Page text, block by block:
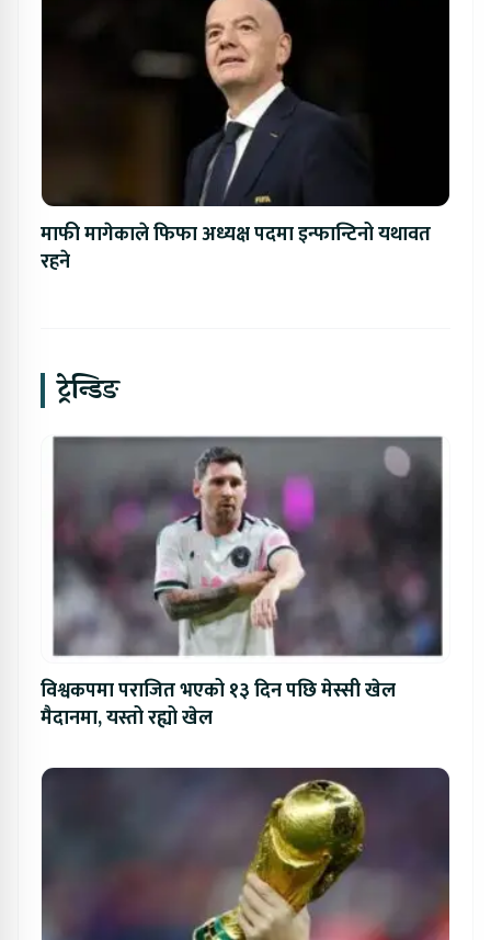
माफी मागेकाले फिफा अध्यक्ष पदमा इन्फान्टिनो यथावत
रहने
ट्रेन्डिङ
विश्वकपमा पराजित भएको १३ दिन पछि मेस्सी खेल
मैदानमा, यस्तो रह्यो खेल